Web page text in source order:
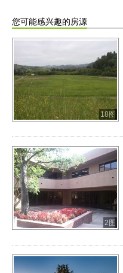
您可能感兴趣的房源
18图
2图